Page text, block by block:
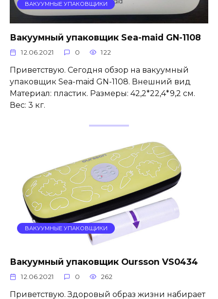
ВАКУУМНЫЕ УПАКОВЩИКИ
Вакуумный упаковщик Sea-maid GN-1108
12.06.2021 0 122
Приветствую. Сегодня обзор на вакуумный
упаковщик Sea-maid GN-1108. Внешний вид
Материал: пластик. Размеры: 42,2*22,4*9,2 см.
Вес: 3 кг.
ВАКУУМНЫЕ УПАКОВЩИКИ
Вакуумный упаковщик Oursson VS0434
12.06.2021 0 262
Приветствую. Здоровый образ жизни набирает